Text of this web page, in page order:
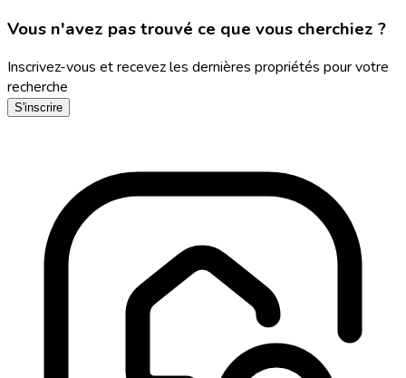
Vous n'avez pas trouvé ce que vous cherchiez ?
Inscrivez-vous et recevez les dernières propriétés pour votre
recherche
S'inscrire